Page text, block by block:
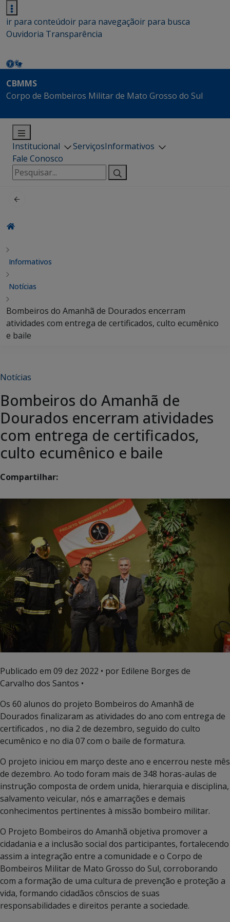
ir para conteúdoir para navegaçãoir para busca
Ouvidoria Transparência
CBMMS
Corpo de Bombeiros Militar de Mato Grosso do Sul
Institucional ServiçosInformativos
Fale Conosco
Pesquisar
por:
Informativos
Notícias
Bombeiros do Amanhã de Dourados encerram
atividades com entrega de certificados, culto ecumênico
e baile
Notícias
Bombeiros do Amanhã de
Dourados encerram atividades
com entrega de certificados,
culto ecumênico e baile
Compartilhar:
Publicado em 09 dez 2022 • por Edilene Borges de
Carvalho dos Santos •
Os 60 alunos do projeto Bombeiros do Amanhã de
Dourados finalizaram as atividades do ano com entrega de
certificados , no dia 2 de dezembro, seguido do culto
ecumênico e no dia 07 com o baile de formatura.
O projeto iniciou em março deste ano e encerrou neste mês
de dezembro. Ao todo foram mais de 348 horas-aulas de
instrução composta de ordem unida, hierarquia e disciplina,
salvamento veicular, nós e amarrações e demais
conhecimentos pertinentes à missão bombeiro militar.
O Projeto Bombeiros do Amanhã objetiva promover a
cidadania e a inclusão social dos participantes, fortalecendo
assim a integração entre a comunidade e o Corpo de
Bombeiros Militar de Mato Grosso do Sul, corroborando
com a formação de uma cultura de prevenção e proteção a
vida, formando cidadãos cônscios de suas
responsabilidades e direitos perante a sociedade.